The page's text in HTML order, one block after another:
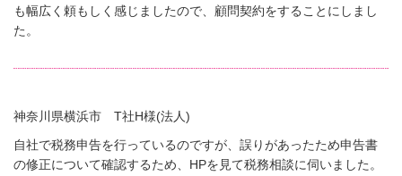
も幅広く頼もしく感じましたので、顧問契約をすることにしまし
た。
神奈川県横浜市 T社H様(法人)
自社で税務申告を行っているのですが、誤りがあったため申告書
の修正について確認するため、HPを見て税務相談に伺いました。